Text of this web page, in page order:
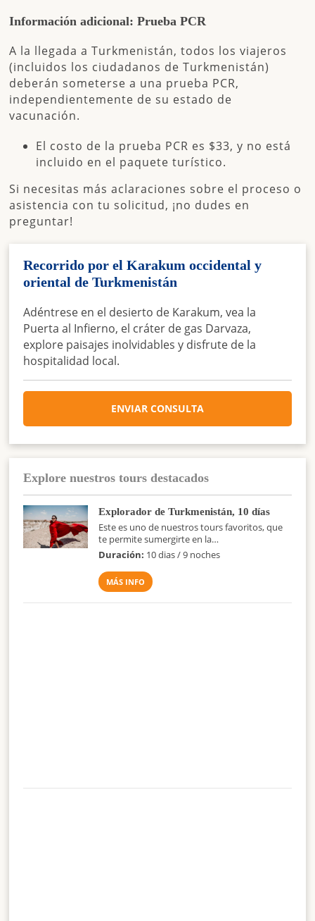
Información adicional: Prueba PCR
A la llegada a Turkmenistán, todos los viajeros
(incluidos los ciudadanos de Turkmenistán)
deberán someterse a una prueba PCR,
independientemente de su estado de
vacunación.
El costo de la prueba PCR es $33, y no está
incluido en el paquete turístico.
Si necesitas más aclaraciones sobre el proceso o
asistencia con tu solicitud, ¡no dudes en
preguntar!
Recorrido por el Karakum occidental y
oriental de Turkmenistán
Adéntrese en el desierto de Karakum, vea la
Puerta al Infierno, el cráter de gas Darvaza,
explore paisajes inolvidables y disfrute de la
hospitalidad local.
ENVIAR CONSULTA
Explore nuestros tours destacados
Explorador de Turkmenistán, 10 días
Este es uno de nuestros tours favoritos, que
te permite sumergirte en la…
Duración: 10 dias / 9 noches
MÁS INFO